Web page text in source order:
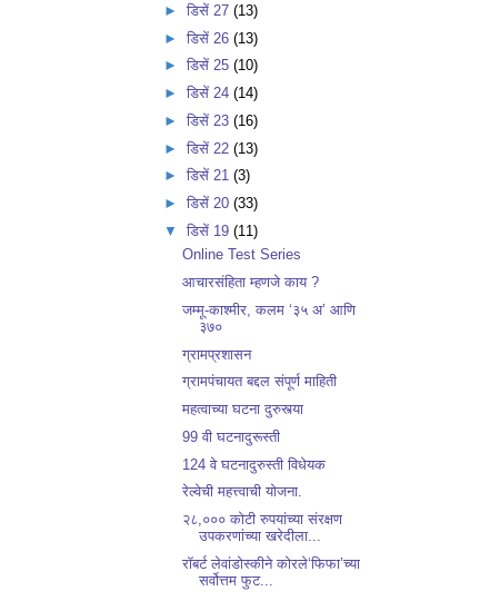
►डिसें 27(13)
►डिसें 26(13)
►डिसें 25(10)
►डिसें 24(14)
►डिसें 23(16)
►डिसें 22(13)
►डिसें 21(3)
►डिसें 20(33)
▼डिसें 19(11)
Online Test Series
आचारसंहिता म्हणजे काय ?
जम्मू-काश्मीर, कलम ‘३५ अ’ आणि
३७०
ग्रामप्रशासन
ग्रामपंचायत बद्दल संपूर्ण माहिती
महत्वाच्या घटना दुरुस्त्या
99 वी घटनादुरूस्ती
124 वे घटनादुरुस्ती विधेयक
रेल्वेची महत्त्वाची योजना.
२८,००० कोटी रुपयांच्या संरक्षण
उपकरणांच्या खरेदीला...
रॉबर्ट लेवांडोस्कीने कोरले‘फिफा’च्या
सर्वोत्तम फुट...